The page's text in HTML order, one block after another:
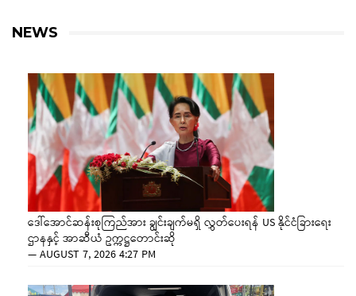
NEWS
ဒေါ်အောင်ဆန်းစုကြည်အား ချွင်းချက်မရှိ လွှတ်ပေးရန် US နိုင်ငံခြားရေး
ဌာနနှင့် အာဆီယံ ဥက္ကဋ္ဌတောင်းဆို
—AUGUST 7, 2026 4:27 PM